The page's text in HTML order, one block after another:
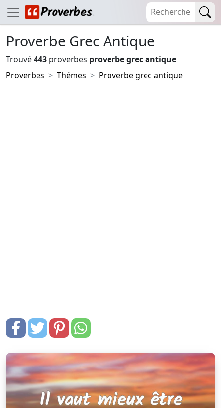
Proverbe Grec Antique
Trouvé443 proverbes proverbe grec antique
Proverbes
Thémes Proverbe grec antique